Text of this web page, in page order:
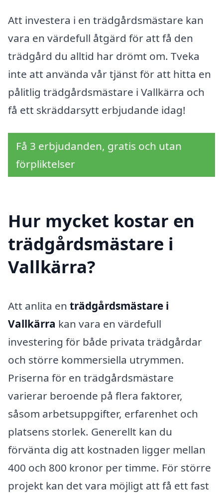
Att investera i en trädgårdsmästare kan
vara en värdefull åtgärd för att få den
trädgård du alltid har drömt om. Tveka
inte att använda vår tjänst för att hitta en
pålitlig trädgårdsmästare i Vallkärra och
få ett skräddarsytt erbjudande idag!
Få 3 erbjudanden, gratis och utan
förpliktelser
Hur mycket kostar en
trädgårdsmästare i
Vallkärra?
Att anlita en trädgårdsmästare i
Vallkärra kan vara en värdefull
investering för både privata trädgårdar
och större kommersiella utrymmen.
Priserna för en trädgårdsmästare
varierar beroende på flera faktorer,
såsom arbetsuppgifter, erfarenhet och
platsens storlek. Generellt kan du
förvänta dig att kostnaden ligger mellan
400 och 800 kronor per timme. För större
projekt kan det vara möjligt att få ett fast